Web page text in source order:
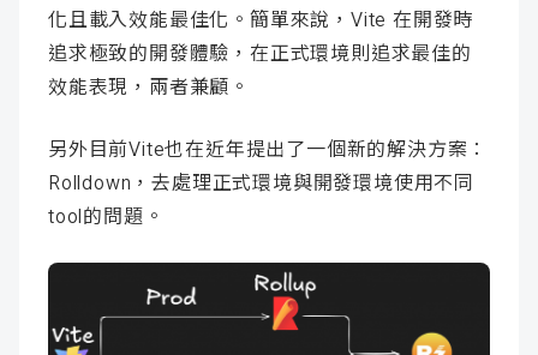
化且載入效能最佳化。簡單來說，Vite 在開發時
追求極致的開發體驗，在正式環境則追求最佳的
效能表現，兩者兼顧。
另外目前Vite也在近年提出了一個新的解決方案：
Rolldown，去處理正式環境與開發環境使用不同
tool的問題。